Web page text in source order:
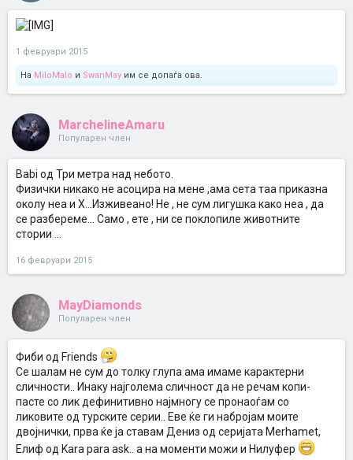
1 февруари 2015
На MiloMalo и SwanMay им се допаѓа ова.
MarchelineAmaru
Популарен член
Babi од Три метра над небото.
Физички никако не асоцира на мене ,ама сета таа приказна
околу неа и Х...Изживеано! Не , не сум лигушка како неа , да
се разбереме... Само , ете , ни се поклопиле животните
стории ...
16 февруари 2015
MayDiamonds
Популарен член
Фиби од Friends
Се шалам не сум до толку глупа ама имаме карактерни
сличности.. Инаку најголема сличност да не речам копи-
пасте со лик дефинитивно најмногу се пронаоѓам со
ликовите од турските серии.. Еве ќе ги набројам моите
двојнички, прва ќе ја ставам Дениз од серијата Merhamet,
Елиф од Kara para ask.. а на моменти можи и Нилуфер